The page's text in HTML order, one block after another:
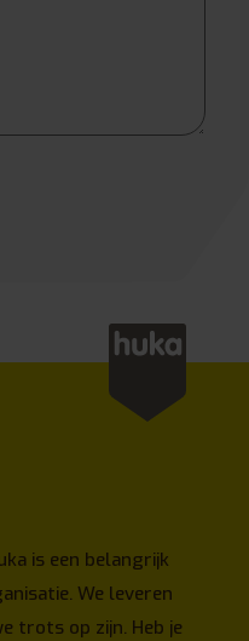
is een belangrijk
We leveren
trots op zijn. Heb je